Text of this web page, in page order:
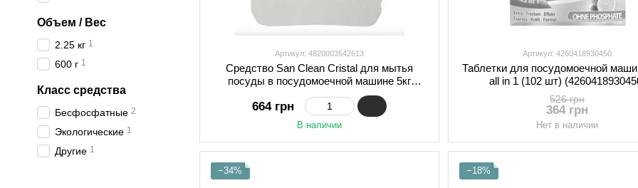
Артикул: 4820003542613
Средство San Clean Cristal для мытья
посуды в посудомоечной машине 5кг
664 грн
В наличии
Артикул: 4260418930450
Таблетки для посудомоечной
all in 1 (102 шт)
526 грн
364 грн
Нет в наличии
−34% −18%
Объем / Вес
2.25 кг 1
600 г 1
Класс средства
Бесфосфатные 2
Экологические 1
Другие 1